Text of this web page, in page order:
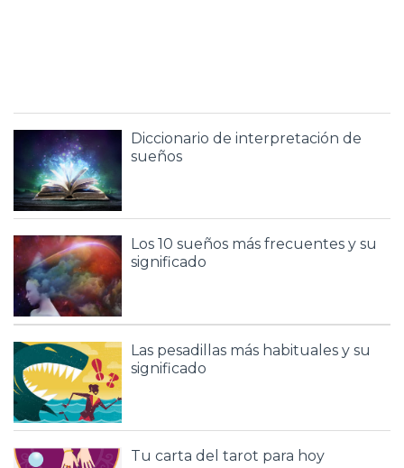
Diccionario de interpretación de
sueños
Los 10 sueños más frecuentes y su
significado
Las pesadillas más habituales y su
significado
Tu carta del tarot para hoy